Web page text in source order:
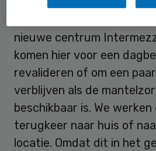
nieuwe centrum
komen hier voor een
revalideren of om een
verblijven als de
beschikbaar is. We
terugkeer naar huis of
locatie. Omdat dit in het